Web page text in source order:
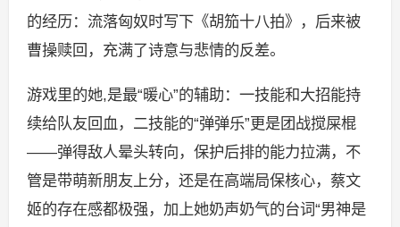
的经历：流落匈奴时写下《胡笳十八拍》，后来被
曹操赎回，充满了诗意与悲情的反差。
游戏里的她,是最“暖心”的辅助：一技能和大招能持
续给队友回血，二技能的“弹弹乐”更是团战搅屎棍
——弹得敌人晕头转向，保护后排的能力拉满，不
管是带萌新朋友上分，还是在高端局保核心，蔡文
姬的存在感都极强，加上她奶声奶气的台词“男神是